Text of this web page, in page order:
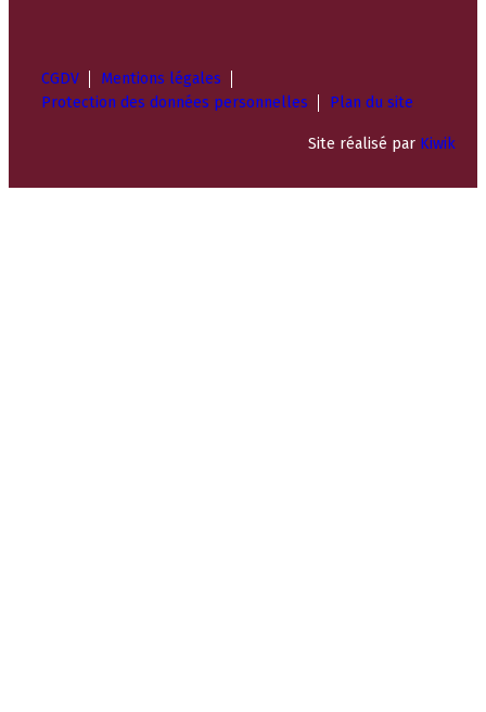
CGDV
Mentions légales
Protection des données personnelles
Plan du site
Site réalisé par Kiwik